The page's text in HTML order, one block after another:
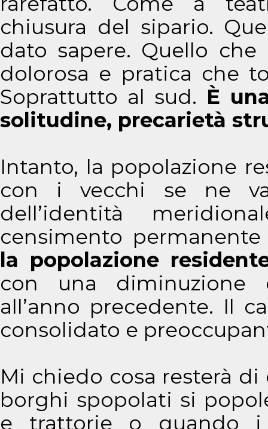
chiusura del sipario.
dato sapere. Quello
dolorosa e pratica che
Soprattutto al sud. È
solitudine, precarietà
Intanto, la popolazione
con i vecchi se ne
dell’identità
censimento permanente
la popolazione
con una diminuzione
all’anno precedente. Il
consolidato e
Mi chiedo cosa resterà
borghi spopolati si
e trattorie o quando i